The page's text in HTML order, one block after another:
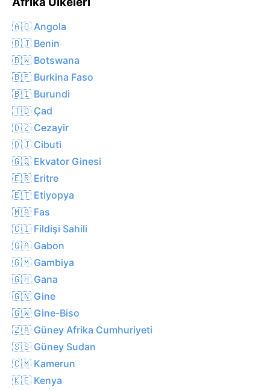
🇦🇴 Angola
🇧🇯 Benin
🇧🇼 Botswana
🇧🇫 Burkina Faso
🇧🇮 Burundi
🇹🇩 Çad
🇩🇿 Cezayir
🇩🇯 Cibuti
🇬🇶 Ekvator Ginesi
🇪🇷 Eritre
🇪🇹 Etiyopya
🇲🇦 Fas
🇨🇮 Fildişi Sahili
🇬🇦 Gabon
🇬🇲 Gambiya
🇬🇭 Gana
🇬🇳 Gine
🇬🇼 Gine-Biso
🇿🇦 Güney Afrika Cumhuriyeti
🇸🇸 Güney Sudan
🇨🇲 Kamerun
🇰🇪 Kenya